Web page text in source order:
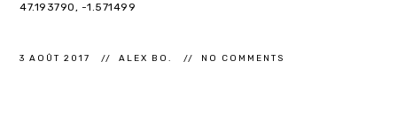
47.193790, -1.571499
3 AOÛT 2017 ALEX BO. NO COMMENTS